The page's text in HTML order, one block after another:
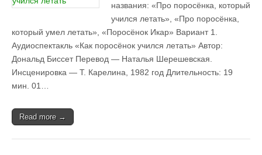
названия: «Про поросёнка, который
учился летать», «Про поросёнка,
который умел летать», «Поросёнок Икар» Вариант 1.
Аудиоспектакль «Как поросёнок учился летать» Автор:
Дональд Биссет Перевод — Наталья Шерешевская.
Инсценировка — Т. Карелина, 1982 год Длительность: 19
мин. 01…
Read more →